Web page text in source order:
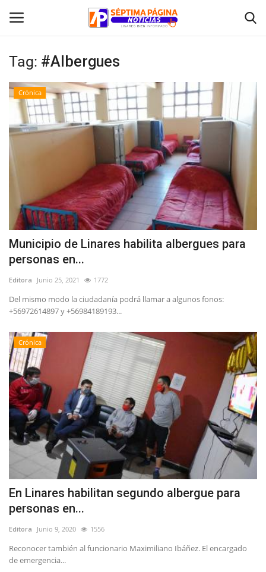
Inicio
Crónica
Policial
Deporte
Política
Espectáculos
Tag: #Albergues
Crónica
Municipio de Linares habilita albergues para
personas en...
Editora Junio 25, 2021 1772
Del mismo modo la ciudadanía podrá llamar a algunos fonos:
+56972614897 y +56984189193...
Crónica
En Linares habilitan segundo albergue para
personas en...
Editora Junio 9, 2020 1556
Reconocer también al funcionario Maximiliano Ibáñez. El encargado
de emergencia...